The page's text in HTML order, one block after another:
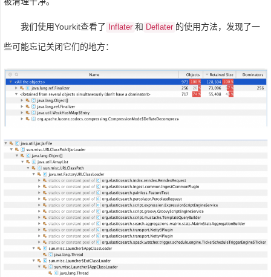
我们使用Yourkit查看了 Inflater 和 Deflater 的使用方法，发现了一
些可能忘记关闭它们的地方：